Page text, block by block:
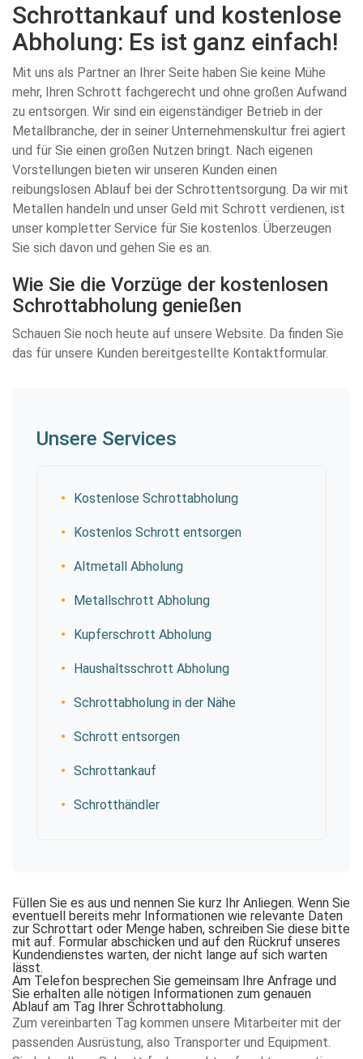
Schrottankauf und kostenlose
Abholung: Es ist ganz einfach!
Mit uns als Partner an Ihrer Seite haben Sie keine Mühe
mehr, Ihren Schrott fachgerecht und ohne großen Aufwand
zu entsorgen. Wir sind ein eigenständiger Betrieb in der
Metallbranche, der in seiner Unternehmenskultur frei agiert
und für Sie einen großen Nutzen bringt. Nach eigenen
Vorstellungen bieten wir unseren Kunden einen
reibungslosen Ablauf bei der Schrottentsorgung. Da wir mit
Metallen handeln und unser Geld mit Schrott verdienen, ist
unser kompletter Service für Sie kostenlos. Überzeugen
Sie sich davon und gehen Sie es an.
Wie Sie die Vorzüge der kostenlosen
Schrottabholung genießen
Schauen Sie noch heute auf unsere Website. Da finden Sie
das für unsere Kunden bereitgestellte Kontaktformular.
Unsere Services
Kostenlose Schrottabholung
Kostenlos Schrott entsorgen
Altmetall Abholung
Metallschrott Abholung
Kupferschrott Abholung
Haushaltsschrott Abholung
Schrottabholung in der Nähe
Schrott entsorgen
Schrottankauf
Schrotthändler
Füllen Sie es aus und nennen Sie kurz Ihr Anliegen. Wenn Sie
eventuell bereits mehr Informationen wie relevante Daten
zur Schrottart oder Menge haben, schreiben Sie diese bitte
mit auf. Formular abschicken und auf den Rückruf unseres
Kundendienstes warten, der nicht lange auf sich warten
lässt.
Am Telefon besprechen Sie gemeinsam Ihre Anfrage und
Sie erhalten alle nötigen Informationen zum genauen
Ablauf am Tag Ihrer Schrottabholung.
Zum vereinbarten Tag kommen unsere Mitarbeiter mit der
passenden Ausrüstung, also Transporter und Equipment.